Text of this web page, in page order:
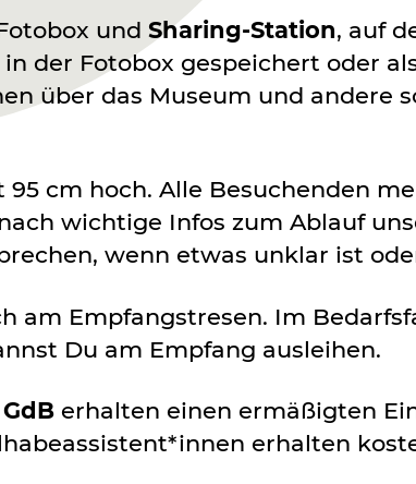
und Sharing-Station, auf
der Fotobox gespeichert oder
über das Museum und andere
95 cm hoch. Alle Besuchenden
wichtige Infos zum Ablauf
wenn etwas unklar ist
am Empfangstresen. Im
Du am Empfang ausleihen.
erhalten einen ermäßigten
erhalten